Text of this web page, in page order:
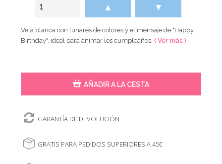
▲ ▼
Vela blanca con lunares de colores y el mensaje de "Happy
Birthday", ideal para animar los cumpleaños.( Ver más )
AÑADIR A LA CESTA
GARANTÍA DE DEVOLUCIÓN
GRATIS PARA PEDIDOS SUPERIORES A 45€